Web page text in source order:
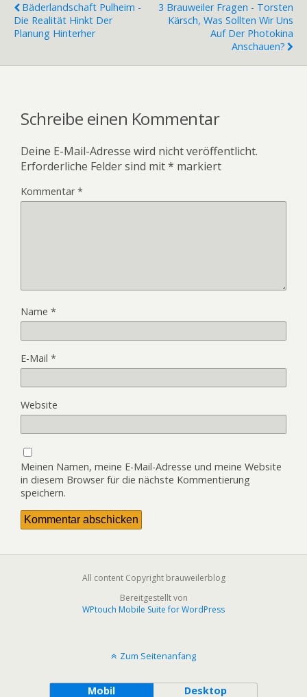
Bäderlandschaft Pulheim -
Die Realität Hinkt Der
Planung Hinterher
3 Brauweiler Fragen - Torsten
Kärsch, Was Sollten Wir Uns
Auf Der Photokina
Anschauen?
Schreibe einen Kommentar
Deine E-Mail-Adresse wird nicht veröffentlicht.
Erforderliche Felder sind mit* markiert
Kommentar*
Name *
E-Mail *
Website
Meinen Namen, meine E-Mail-Adresse und meine Website
in diesem Browser für die nächste Kommentierung
speichern.
All content Copyright brauweilerblog
Bereitgestellt von
WPtouch Mobile Suite for WordPress
Zum Seitenanfang
Mobil Desktop